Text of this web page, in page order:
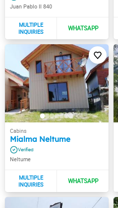
Juan Pablo II 840
Mialma Neltume
Neltume